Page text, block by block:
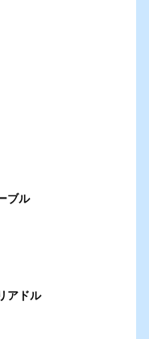
ブル
アドル